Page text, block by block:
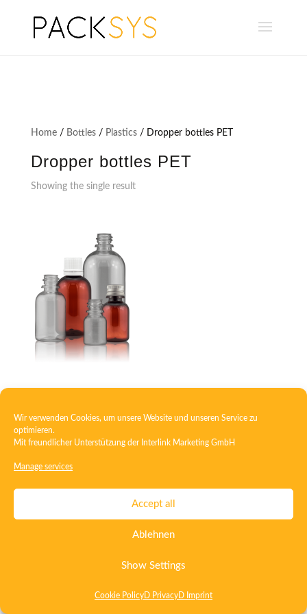
Wir verwenden Cookies, um unsere Website und unseren Service zu
optimieren.
Mit freundlicher Unterstützung der Interlink Marketing GmbH
Manage services
Accept all
Ablehnen
Show Settings
Cookie Policy D Privacy D Imprint
Home/ Bottles/ Plastics/ Dropper bottles PET
Dropper bottles PET
Showing the single result
Contact
Whistleblowing System